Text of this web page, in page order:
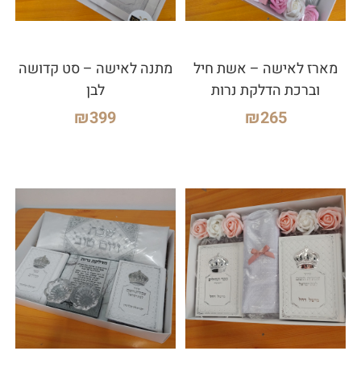
מארז לאישה – אשת חיל
וברכת הדלקת נרות
₪265
מתנה לאישה – סט קדושה
לבן
₪399